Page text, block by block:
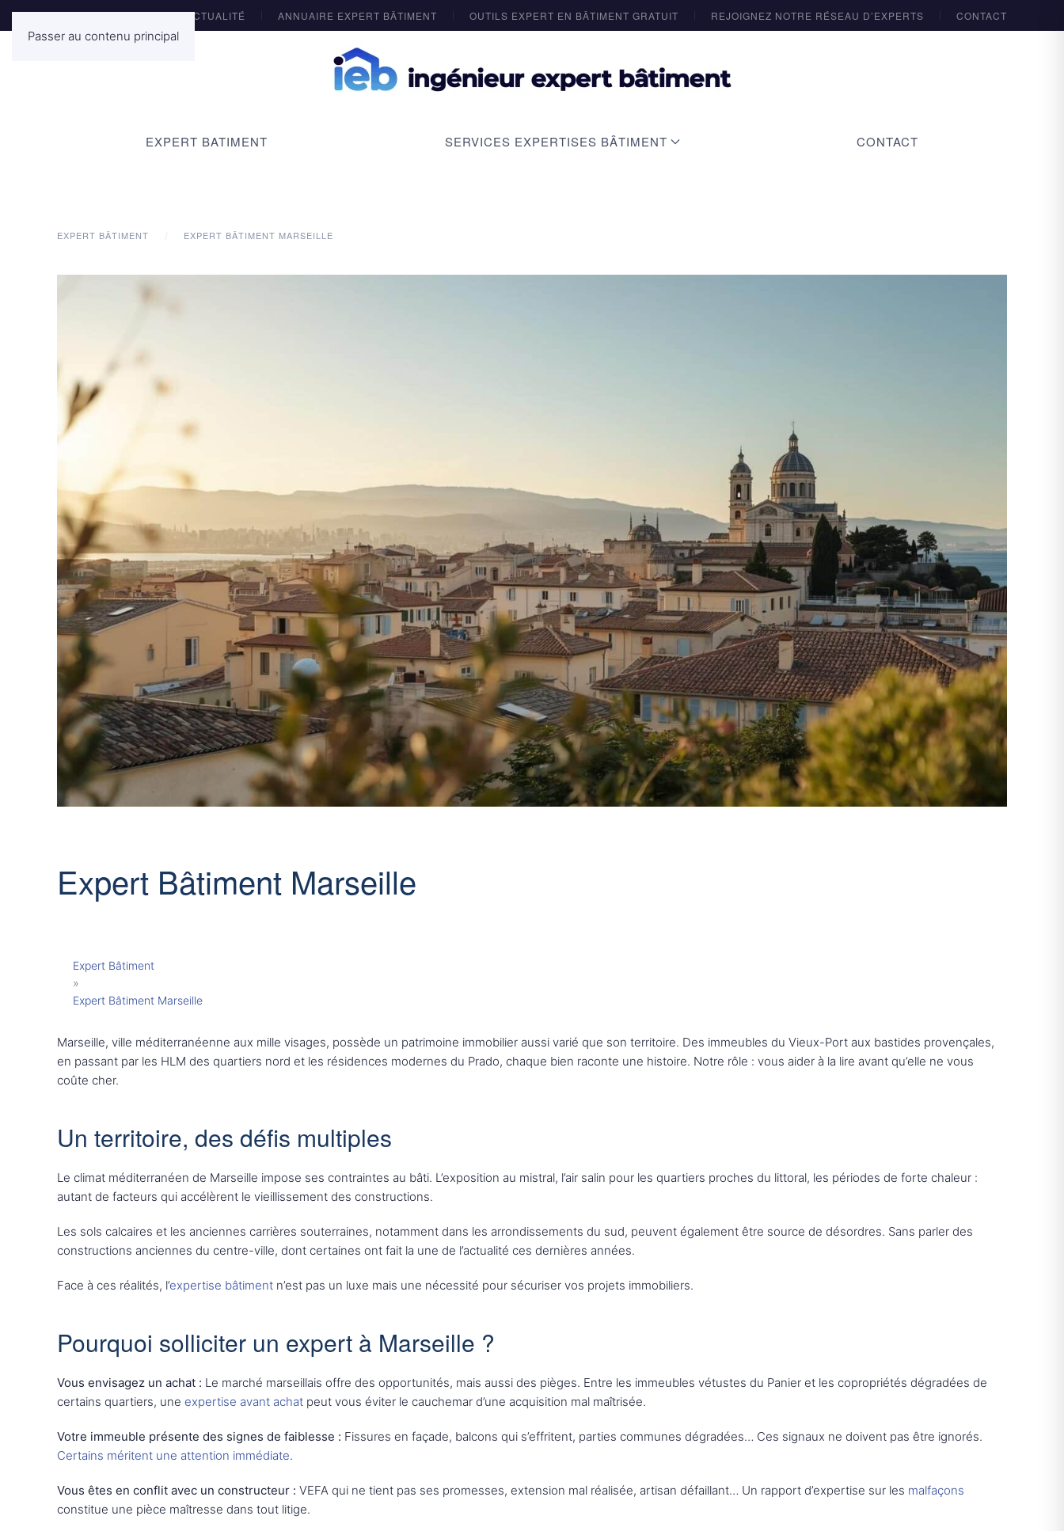
Passer au contenu principal
ACTUALITÉ ANNUAIRE EXPERT BÂTIMENT OUTILS EXPERT EN BÂTIMENT GRATUIT REJOIGNEZ NOTRE RÉSEAU D’EXPERTS CONTACT
EXPERT BATIMENT SERVICES EXPERTISES BÂTIMENT CONTACT
EXPERT BÂTIMENT EXPERT BÂTIMENT MARSEILLE
Expert Bâtiment Marseille
Expert Bâtiment
»
Expert Bâtiment Marseille
Marseille, ville méditerranéenne aux mille visages, possède un patrimoine immobilier aussi varié que son territoire. Des immeubles du Vieux-Port aux bastides provençales,
en passant par les HLM des quartiers nord et les résidences modernes du Prado, chaque bien raconte une histoire. Notre rôle : vous aider à la lire avant qu’elle ne vous
coûte cher.
Un territoire, des défis multiples
Le climat méditerranéen de Marseille impose ses contraintes au bâti. L’exposition au mistral, l’air salin pour les quartiers proches du littoral, les périodes de forte chaleur :
autant de facteurs qui accélèrent le vieillissement des constructions.
Les sols calcaires et les anciennes carrières souterraines, notamment dans les arrondissements du sud, peuvent également être source de désordres. Sans parler des
constructions anciennes du centre-ville, dont certaines ont fait la une de l’actualité ces dernières années.
Face à ces réalités, l’expertise bâtiment n’est pas un luxe mais une nécessité pour sécuriser vos projets immobiliers.
Pourquoi solliciter un expert à Marseille ?
Vous envisagez un achat : Le marché marseillais offre des opportunités, mais aussi des pièges. Entre les immeubles vétustes du Panier et les copropriétés dégradées de
certains quartiers, une expertise avant achat peut vous éviter le cauchemar d’une acquisition mal maîtrisée.
Votre immeuble présente des signes de faiblesse : Fissures en façade, balcons qui s’effritent, parties communes dégradées… Ces signaux ne doivent pas être ignorés.
Certains méritent une attention immédiate.
Vous êtes en conflit avec un constructeur : VEFA qui ne tient pas ses promesses, extension mal réalisée, artisan défaillant… Un rapport d’expertise sur les malfaçons
constitue une pièce maîtresse dans tout litige.